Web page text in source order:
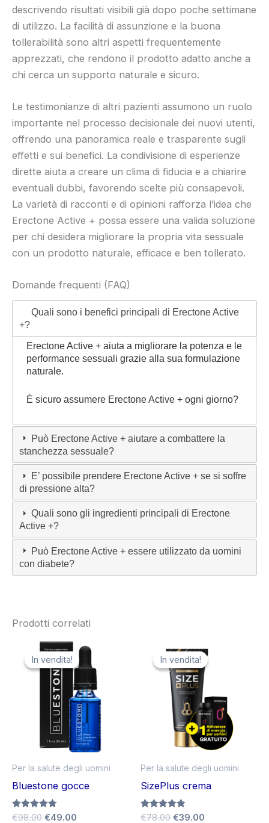
descrivendo risultati visibili già dopo poche settimane
di utilizzo. La facilità di assunzione e la buona
tollerabilità sono altri aspetti frequentemente
apprezzati, che rendono il prodotto adatto anche a
chi cerca un supporto naturale e sicuro.
Le testimonianze di altri pazienti assumono un ruolo
importante nel processo decisionale dei nuovi utenti,
offrendo una panoramica reale e trasparente sugli
effetti e sui benefici. La condivisione di esperienze
dirette aiuta a creare un clima di fiducia e a chiarire
eventuali dubbi, favorendo scelte più consapevoli.
La varietà di racconti e di opinioni rafforza l’idea che
Erectone Active + possa essere una valida soluzione
per chi desidera migliorare la propria vita sessuale
con un prodotto naturale, efficace e ben tollerato.
Domande frequenti (FAQ)
Quali sono i benefici principali di Erectone Active
+?
Erectone Active + aiuta a migliorare la potenza e le
performance sessuali grazie alla sua formulazione
naturale.
È sicuro assumere Erectone Active + ogni giorno?
Può Erectone Active + aiutare a combattere la
stanchezza sessuale?
E’ possibile prendere Erectone Active + se si soffre
di pressione alta?
Quali sono gli ingredienti principali di Erectone
Active +?
Può Erectone Active + essere utilizzato da uomini
con diabete?
Prodotti correlati
In vendita!
In vendita!
Per la salute degli uomini
Bluestone gocce
Valutato
€98.00 Il
€49.00
In vendita!
In vendita!
Per la salute degli uomini
SizePlus crema
Valutato
€78.00 Il
€39.00